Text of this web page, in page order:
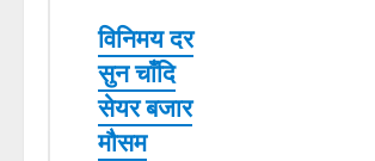
विनिमय दर
सुन चाँदि
सेयर बजार
मौसम